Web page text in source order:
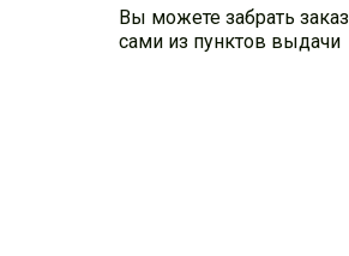
Вы можете забрать заказ
сами из пунктов выдачи